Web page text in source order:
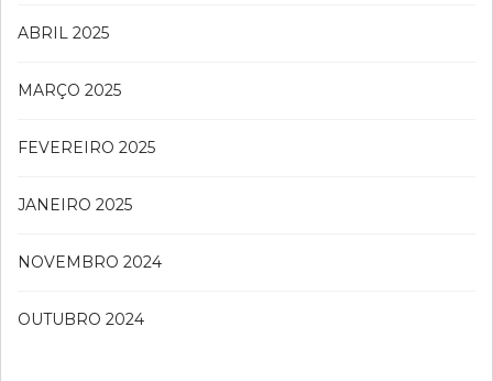
ABRIL 2025
MARÇO 2025
FEVEREIRO 2025
JANEIRO 2025
NOVEMBRO 2024
OUTUBRO 2024